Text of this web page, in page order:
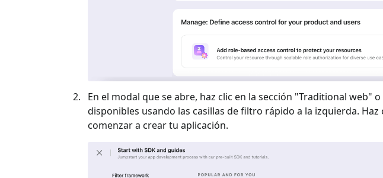
En el modal que se abre, haz clic en la sección "Traditional web"
disponibles usando las casillas de filtro rápido a la izquierda.
comenzar a crear tu aplicación.